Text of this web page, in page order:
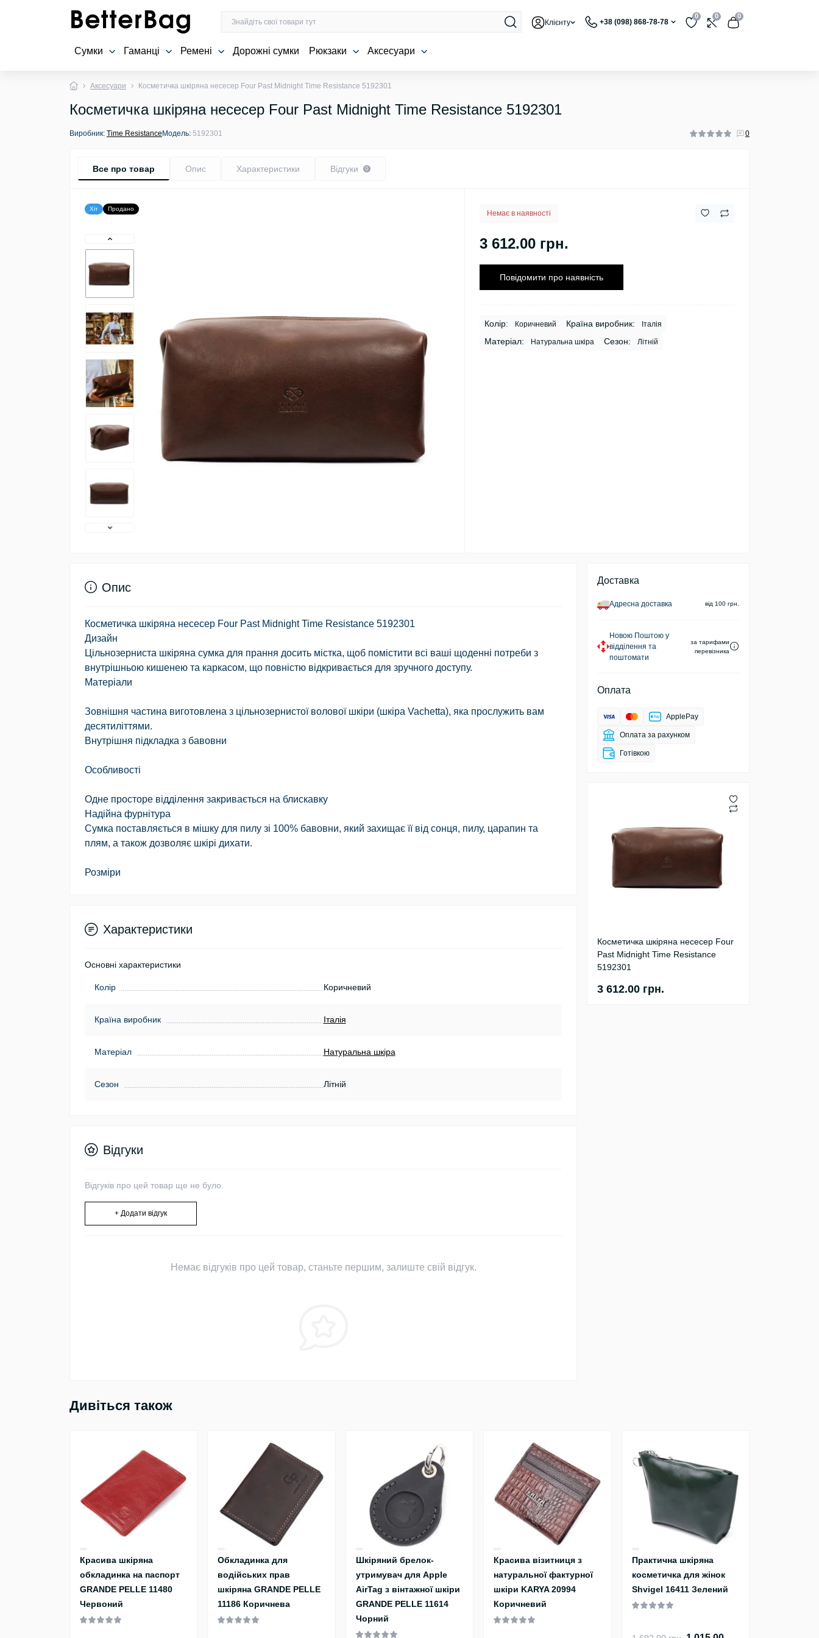
Клієнту +38 (098) 868-78-78
0 0 0
Сумки Гаманці Ремені Дорожні сумки Рюкзаки Аксесуари
Аксесуари Косметичка шкіряна несесер Four Past Midnight Time Resistance 5192301
Косметичка шкіряна несесер Four Past Midnight Time Resistance 5192301
Виробник: Time ResistanceМодель: 5192301 0
Все про товар Опис Характеристики Відгуки 0
Хіт Продано
Немає в наявності
3 612.00 грн.
Повідомити про наявність
Колір: Коричневий Країна виробник: Італія
Матеріал: Натуральна шкіра Сезон: Літній
Доставка
Адресна доставка від 100 грн.
Новою Поштою у
відділення та
поштомати
за тарифами
перевізника
Оплата
ApplePay
Оплата за рахунком
Готівкою
Косметичка шкіряна несесер Four
Past Midnight Time Resistance
5192301
3 612.00 грн.
Опис
Косметичка шкіряна несесер Four Past Midnight Time Resistance 5192301
Дизайн
Цільнозерниста шкіряна сумка для прання досить містка, щоб помістити всі ваші щоденні потреби з
внутрішньою кишенею та каркасом, що повністю відкривається для зручного доступу.
Матеріали
Зовнішня частина виготовлена з цільнозернистої волової шкіри (шкіра Vachetta), яка прослужить вам
десятиліттями.
Внутрішня підкладка з бавовни
Особливості
Одне просторе відділення закривається на блискавку
Надійна фурнітура
Сумка поставляється в мішку для пилу зі 100% бавовни, який захищає її від сонця, пилу, царапин та
плям, а також дозволяє шкірі дихати.
Розміри
Характеристики
Основні характеристики
Колір Коричневий
Країна виробник Італія
Матеріал Натуральна шкіра
Сезон Літній
Відгуки
Відгуків про цей товар ще не було.
+ Додати відгук
Немає відгуків про цей товар, станьте першим, залиште свій відгук.
Дивіться також
Красива шкіряна
обкладинка на паспорт
GRANDE PELLE 11480
Червоний
Обкладинка для
водійських прав
шкіряна GRANDE PELLE
11186 Коричнева
Шкіряний брелок-
утримувач для Apple
AirTag з вінтажної шкіри
GRANDE PELLE 11614
Чорний
Красива візитниця з
натуральної фактурної
шкіри KARYA 20994
Коричневий
Практична шкіряна
косметичка для жінок
Shvigel 16411 Зелений